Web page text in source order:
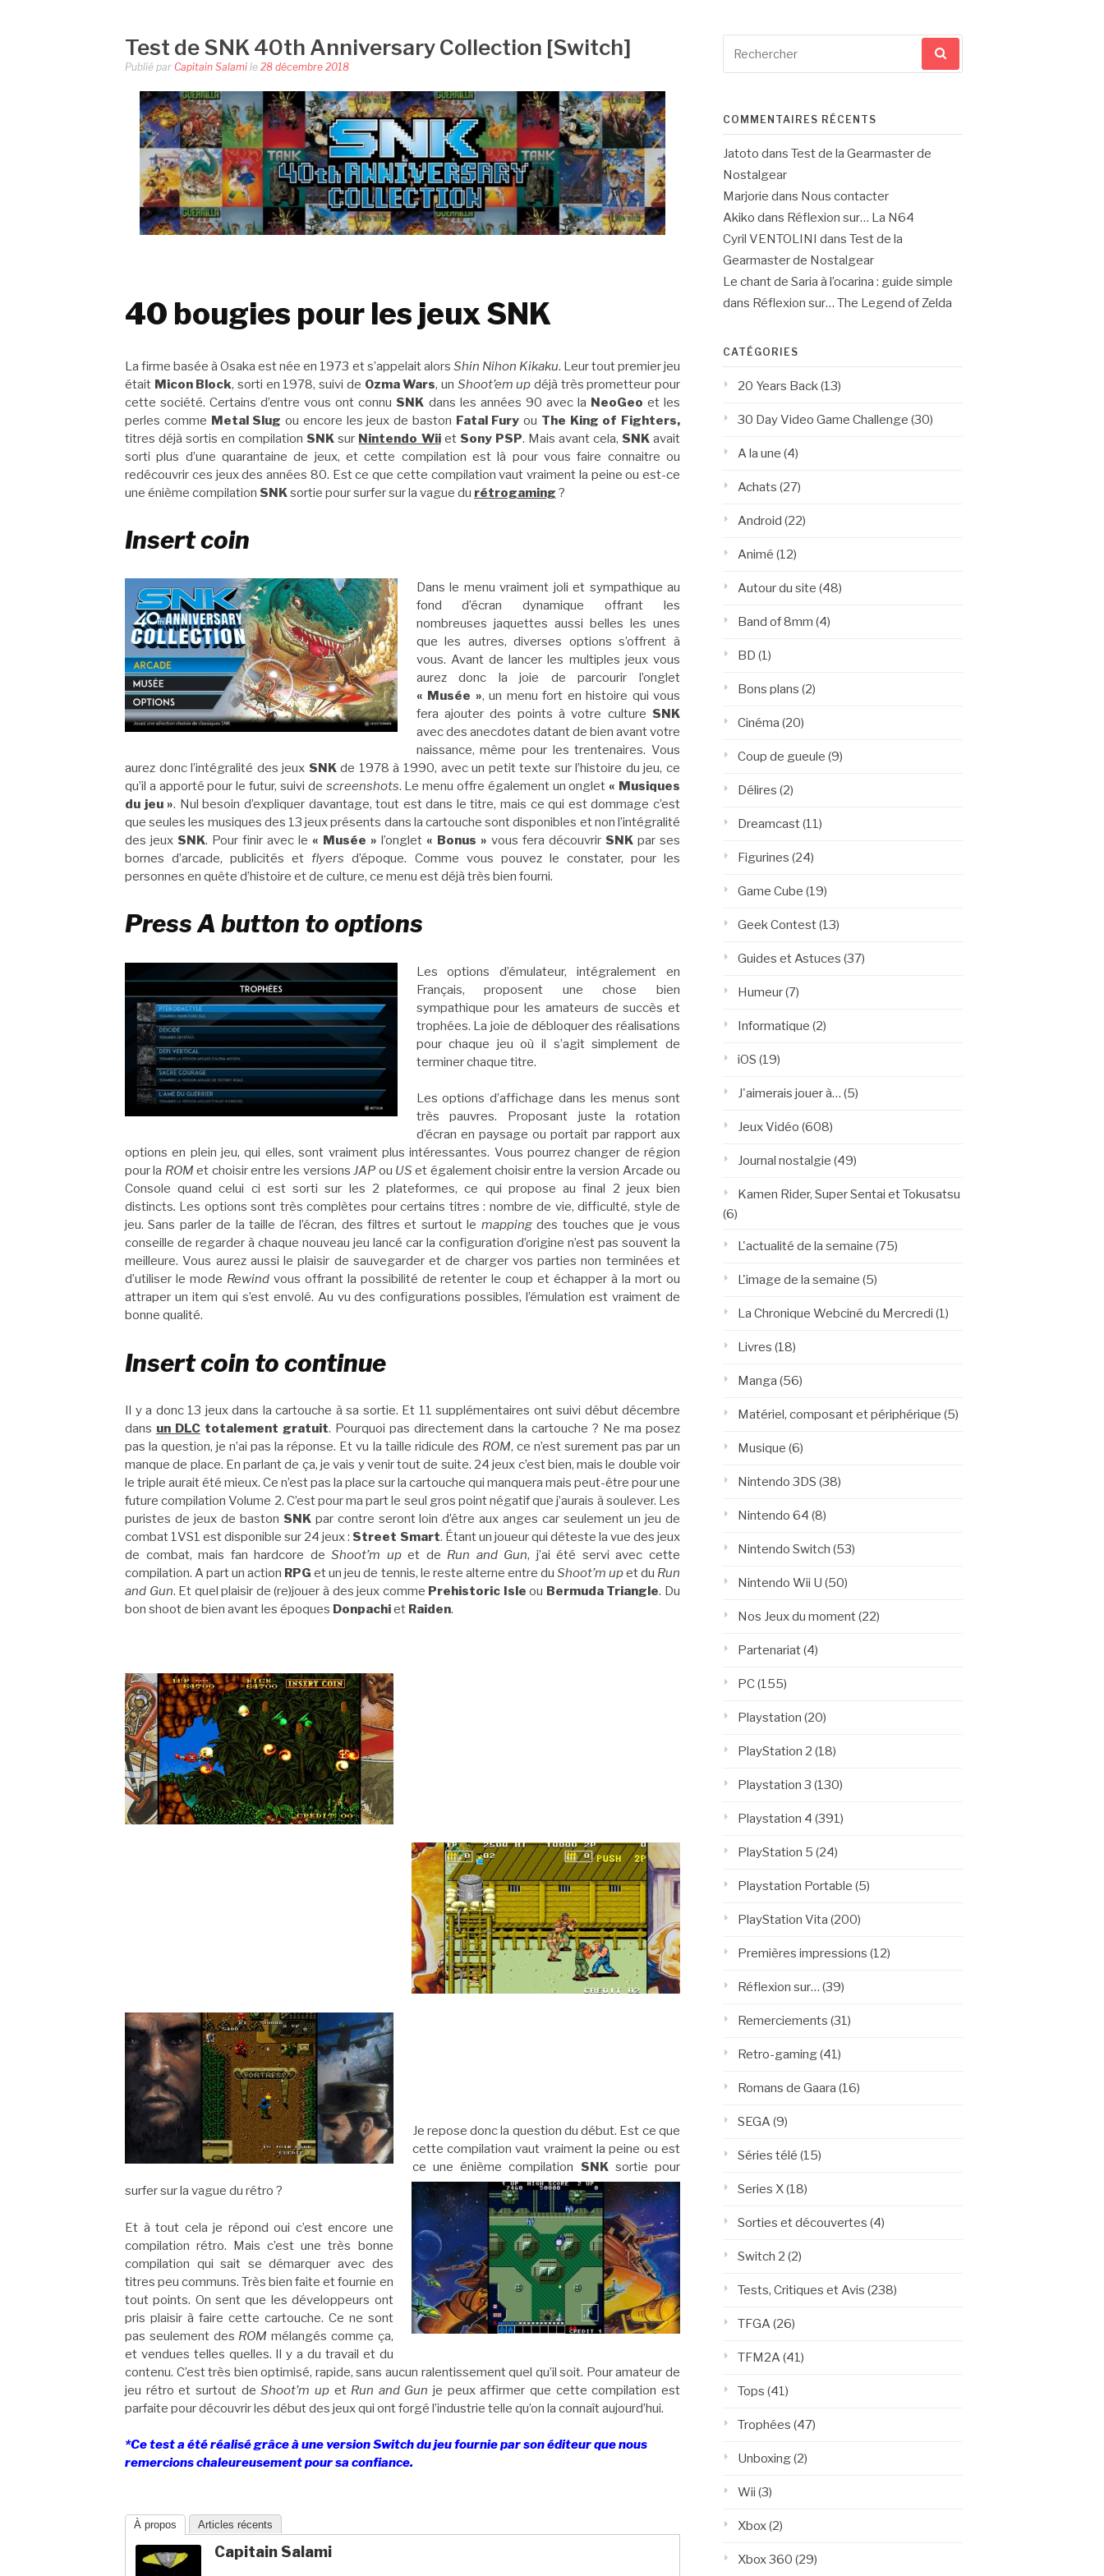
Test de SNK 40th Anniversary Collection [Switch]
Publié par Capitain Salami le 28 décembre 2018
40 bougies pour les jeux SNK
La firme basée à Osaka est née en 1973 et s’appelait alors Shin Nihon Kikaku. Leur tout premier jeu
était Micon Block, sorti en 1978, suivi de Ozma Wars, un Shoot’em up déjà très prometteur pour
cette société. Certains d’entre vous ont connu SNK dans les années 90 avec la NeoGeo et les
perles comme Metal Slug ou encore les jeux de baston Fatal Fury ou The King of Fighters,
titres déjà sortis en compilation SNK sur Nintendo WiietSony PSP. Mais avant cela, SNKavait
sorti plus d’une quarantaine de jeux, et cette compilation est là pour vous faire connaitre ou
redécouvrir ces jeux des années 80. Est ce que cette compilation vaut vraiment la peine ou est-ce
une énième compilation SNKsortie pour surfer sur la vague du rétrogaming ?
Insert coin
Dans le menu vraiment joli et sympathique au
fond d’écran dynamique offrant les
nombreuses jaquettes aussi belles les unes
que les autres, diverses options s’offrent à
vous. Avant de lancer les multiples jeux vous
aurez donc la joie de parcourir l’onglet
« Musée », un menu fort en histoire qui vous
fera ajouter des points à votre culture SNK
avec des anecdotes datant de bien avant votre
naissance, même pour les trentenaires. Vous
aurez donc l’intégralité des jeux SNKde 1978 à 1990, avec un petit texte sur l’histoire du jeu, ce
qu’il a apporté pour le futur, suivi de screenshots. Le menu offre également un onglet « Musiques
du jeu ». Nul besoin d’expliquer davantage, tout est dans le titre, mais ce qui est dommage c’est
que seules les musiques des 13 jeux présents dans la cartouche sont disponibles et non l’intégralité
des jeux SNK. Pour finir avec le « Musée » l’onglet « Bonus » vous fera découvrir SNK par ses
bornes d’arcade, publicités etflyers d’époque. Comme vous pouvez le constater, pour les
personnes en quête d’histoire et de culture, ce menu est déjà très bien fourni.
Press A button to options
Les options d’émulateur, intégralement en
Français, proposent une chose bien
sympathique pour les amateurs de succès et
trophées. La joie de débloquer des réalisations
pour chaque jeu où il s’agit simplement de
terminer chaque titre.
Les options d’affichage dans les menus sont
très pauvres. Proposant juste la rotation
d’écran en paysage ou portait par rapport aux
options en plein jeu, qui elles, sont vraiment plus intéressantes. Vous pourrez changer de région
pour la ROM et choisir entre les versionsJAP ou USet également choisir entre la version Arcade ou
Console quand celui ci est sorti sur les 2 plateformes, ce qui propose au final 2 jeux bien
distincts. Les options sont très complètes pour certains titres : nombre de vie, difficulté, style de
jeu. Sans parler de la taille de l’écran, des filtres et surtout le mappingdes touches que je vous
conseille de regarder à chaque nouveau jeu lancé car la configuration d’origine n’est pas souvent la
meilleure. Vous aurez aussi le plaisir de sauvegarder et de charger vos parties non terminées et
d’utiliser le mode Rewindvous offrant la possibilité de retenter le coup et échapper à la mort ou
attraper un item qui s’est envolé. Au vu des configurations possibles, l’émulation est vraiment de
bonne qualité.
Insert coin to continue
Il y a donc 13 jeux dans la cartouche à sa sortie. Et 11 supplémentaires ont suivi début décembre
dans un DLCtotalement gratuit. Pourquoi pas directement dans la cartouche ? Ne ma posez
pas la question, je n’ai pas la réponse. Et vu la taille ridicule des ROM, ce n’est surement pas par un
manque de place. En parlant de ça, je vais y venir tout de suite. 24 jeux c’est bien, mais le double voir
le triple aurait été mieux. Ce n’est pas la place sur la cartouche qui manquera mais peut-être pour une
future compilation Volume 2. C’est pour ma part le seul gros point négatif que j’aurais à soulever. Les
puristes de jeux de baston SNKpar contre seront loin d’être aux anges car seulement un jeu de
combat 1VS1 est disponible sur 24 jeux : Street Smart. Étant un joueur qui déteste la vue des jeux
de combat, mais fan hardcore deShoot’m upet de Run and Gun, j’ai été servi avec cette
compilation. A part un action RPG et un jeu de tennis, le reste alterne entre du Shoot’m upet du Run
and Gun. Et quel plaisir de (re)jouer à des jeux comme Prehistoric Isle ou Bermuda Triangle. Du
bon shoot de bien avant les époques Donpachiet Raiden.
Je repose donc la question du début. Est ce que
cette compilation vaut vraiment la peine ou est
ce une énième compilation SNKsortie pour
surfer sur la vague du rétro ?
Et à tout cela je répond oui c’est encore une
compilation rétro. Mais c’est une très bonne
compilation qui sait se démarquer avec des
titres peu communs. Très bien faite et fournie en
tout points. On sent que les développeurs ont
pris plaisir à faire cette cartouche. Ce ne sont
pas seulement des ROM mélangés comme ça,
et vendues telles quelles. Il y a du travail et du
contenu. C’est très bien optimisé, rapide, sans aucun ralentissement quel qu’il soit. Pour amateur de
jeu rétro et surtout deShoot’m upet Run and Gunje peux affirmer que cette compilation est
parfaite pour découvrir les début des jeux qui ont forgé l’industrie telle qu’on la connaît aujourd’hui.
*Ce test a été réalisé grâce à une version Switch du jeu fournie par son éditeur que nous
remercions chaleureusement pour sa confiance.
À propos Articles récents
Capitain Salami
pour
COMMENTAIRES RÉCENTS
Jatoto dans Test de la Gearmaster de
Nostalgear
Marjorie dans Nous contacter
Akiko dans Réflexion sur… La N64
Cyril VENTOLINI dans Test de la
Gearmaster de Nostalgear
Le chant de Saria à l’ocarina : guide simple
dans Réflexion sur… The Legend of Zelda
CATÉGORIES
20 Years Back (13)
30 Day Video Game Challenge (30)
A la une (4)
Achats (27)
Android (22)
Animé (12)
Autour du site (48)
Band of 8mm (4)
BD (1)
Bons plans (2)
Cinéma (20)
Coup de gueule (9)
Délires (2)
Dreamcast(11)
Figurines (24)
Game Cube (19)
Geek Contest(13)
Guides et Astuces (37)
Humeur(7)
Informatique (2)
iOS (19)
J'aimerais jouer à… (5)
Jeux Vidéo (608)
Journal nostalgie (49)
Kamen Rider, Super Sentai et Tokusatsu
(6)
L'actualité de la semaine (75)
L'image de la semaine (5)
La Chronique Webciné du Mercredi (1)
Livres (18)
Manga (56)
Matériel, composant et périphérique (5)
Musique (6)
Nintendo 3DS (38)
Nintendo 64 (8)
Nintendo Switch (53)
Nintendo Wii U (50)
Nos Jeux du moment(22)
Partenariat(4)
PC(155)
Playstation (20)
PlayStation 2 (18)
Playstation 3 (130)
Playstation 4 (391)
PlayStation 5 (24)
Playstation Portable (5)
PlayStation Vita (200)
Premières impressions (12)
Réflexion sur… (39)
Remerciements (31)
Retro-gaming(41)
Romans de Gaara (16)
SEGA (9)
Séries télé (15)
Series X(18)
Sorties et découvertes (4)
Switch 2 (2)
Tests, Critiques et Avis (238)
TFGA (26)
TFM2A (41)
Tops (41)
Trophées (47)
Unboxing(2)
Wii (3)
Xbox(2)
Xbox 360 (29)